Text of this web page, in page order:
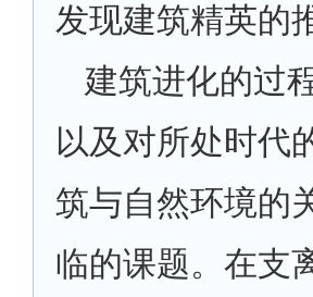
发现建筑精英的
建筑进化的过
以及对所处时代
筑与自然环境的
临的课题。在支